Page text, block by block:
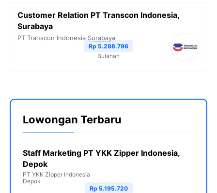
Customer Relation PT Transcon Indonesia,
Surabaya
PT Transcon Indonesia Surabaya
Rp 5.288.796
Bulanan
Lowongan Terbaru
Staff Marketing PT YKK Zipper Indonesia,
Depok
PT YKK Zipper Indonesia
Depok
Rp 5.195.720